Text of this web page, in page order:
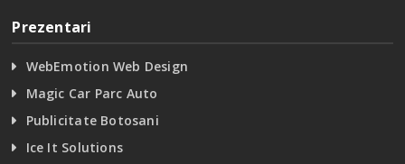
Prezentari
WebEmotion Web Design
Magic Car Parc Auto
Publicitate Botosani
Ice It Solutions